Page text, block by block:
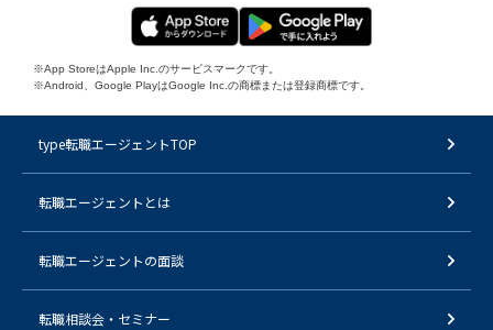
※App StoreはApple Inc.のサービスマークです。
※Android、Google PlayはGoogle Inc.の商標または登録商標です。
type転職エージェントTOP
転職エージェントとは
転職エージェントの面談
転職相談会・セミナー